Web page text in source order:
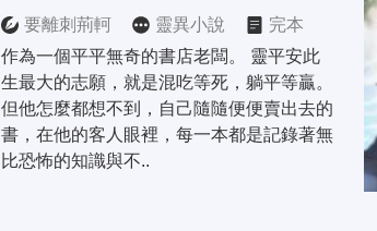
要離刺荊軻 靈異小說
完本
作為一個平平無奇的書店老闆。 靈平安此
生最大的志願，就是混吃等死，躺平等贏。
但他怎麼都想不到，自己隨隨便便賣出去的
書，在他的客人眼裡，每一本都是記錄著無
比恐怖的知識與不..